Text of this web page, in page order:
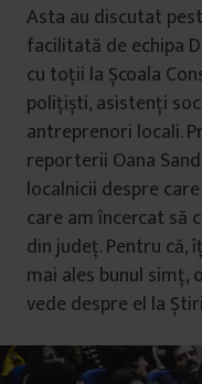
Asta au discutat
facilitată de echipa
cu toții la Școala
polițiști, asistenți
antreprenori locali.
reporterii Oana
localnicii despre
care am încercat să
din județ. Pentru că,
mai ales bunul simț,
vede despre el la